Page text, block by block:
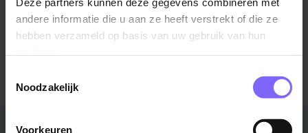
andere informatie die u aan ze heeft verstrekt of die ze
hebben verzameld op basis van uw gebruik van hun
Noodzakelijk
Voorkeuren
Meer informatie over boomkwekerij Fleuren?
Bezoek de website
Stad